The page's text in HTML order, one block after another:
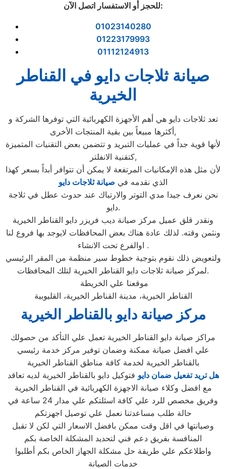
للحجز أو الاستفسار اتصل الآن:
01023140280
01223179993
01112124913
صيانة ثلاجات دايو في القناطر
الخيرية
تعد ثلاجات دايو هي أهم الأجهزة الكهربائية التي توفرها الشركة و
أكثرها مبيعاً بين بقية المنتجات الأخرى,
لأنها قوية جداً في عمليات التبريد و تتضمن بعض التقنيات المتميزة
كتقنية الانفلتر,
لأن مثل هذه الإمكانيات المرتفعة لا يمكن أن تتوافر أبداً بسعر كهذا
الذي نقدمه في صيانة ثلاجات دايو
نحن نعرف جيدا مدي التوتر والارتباك عند حدوث عطل في ثلاجة
دايو.
ونقدر قلق عميل مركز صيانة ديب فريزر دايو القناطر الخيرية
ونثمن وقته. لذلك عادة هناك بعض المحافظات لايوجد بها فروع لنا
اوالفرع تحت الانشاء .
ولتعويض ذلك نقوم بتوجية خطوط سير منظمة من المقر الرئيسي
لمركز صيانة ثلاجات دايو القناطر الخيرية لتلك المحافظات.
موقعنا علي الخريطة
القناطر الخيرية، مدينة القناطر الخيرية، القليوبية
مركز صيانة دايو بالقناطر الخيرية
مراكز صيانة دايو القناطر الخيرية تعمل علي التأكد من حصولك
علي افضل صيانة ممكنة وضمان توفير مركز خدمة رئيسي
بالقناطر الخيرية لخدمة كافة مناطق القناطر الخيرية
هل تريد تفعيل ضمان دايو فتوكيل دايو بالقناطر الخيرية لديه تعاقد
مع افضل وكلاء صيانة الاجهزة الكهربائية في القناطر الخيرية
وفريق مخصص للرد علي كافة اسئلتكم علي مدار 24 ساعة في
حالة طلب مساعدتنا نعمل علي توصيل اجهزتكم
وصيانتها في اقل وقت ممكن بافضل الاسعار التي لكن لا تقبل
المنافسة بفريق دعم فني لتحديد المشكلة الخاصة بكم
واطلاعكم علي طريقة حل مشكلة الجهاز الخاص بكم أطلبوا
خدمات الصيانة